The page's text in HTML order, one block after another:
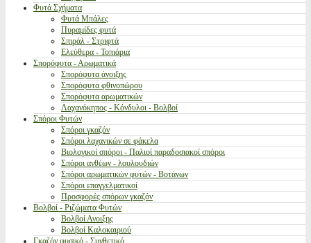
Φυτά Σχήματα
Φυτά Μπάλες
Πυραμίδες φυτά
Σπιράλ - Στριφτά
Ελεύθερα - Τοπιάρια
Σπορόφυτα - Αρωματικά
Σπορόφυτα άνοιξης
Σπορόφυτα φθινοπώρου
Σπορόφυτα αρωματικών
Λαχανόκηπος - Κόνδυλοι - Βολβοί
Σπόροι Φυτών
Σπόροι γκαζόν
Σπόροι λαχανικών σε φάκελα
Βιολογικοί σπόροι - Παλιοί παραδοσιακοί σπόροι
Σπόροι ανθέων - λουλουδιών
Σπόροι αρωματικών φυτών - Βοτάνων
Σπόροι επαγγελματικοί
Προσφορές σπόρων γκαζόν
Βολβοί - Ριζώματα Φυτών
Βολβοί Ανοιξης
Βολβοί Καλοκαιριού
Γκαζόν φυσικό - Συνθετικό